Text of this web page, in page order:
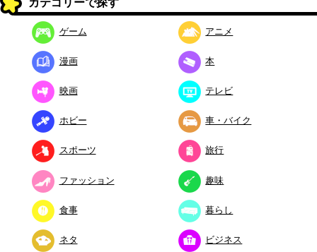
カテゴリーで探す
ゲーム アニメ
漫画 本
映画 テレビ
ホビー 車・バイク
スポーツ 旅行
ファッション 趣味
食事 暮らし
ネタ ビジネス